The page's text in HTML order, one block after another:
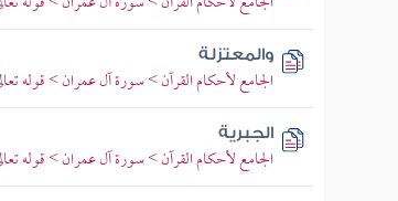
والمعتزلة
الجامع لأحكام القرآن > سورة آل عمران > قوله
الجبرية
الجامع لأحكام القرآن > سورة آل عمران > قوله